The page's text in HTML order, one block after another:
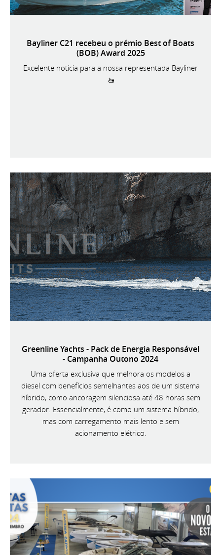
Bayliner C21 recebeu o prémio Best of Boats
(BOB) Award 2025
Excelente notícia para a nossa representada Bayliner
🚤
Greenline Yachts - Pack de Energia Responsável
- Campanha Outono 2024
Uma oferta exclusiva que melhora os modelos a
diesel com benefícios semelhantes aos de um sistema
híbrido, como ancoragem silenciosa até 48 horas sem
gerador. Essencialmente, é como um sistema híbrido,
mas com carregamento mais lento e sem
acionamento elétrico.